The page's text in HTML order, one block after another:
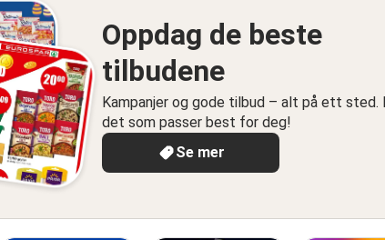
Oppdag de beste
tilbudene
Kampanjer og gode tilbud – alt på ett sted.
det som passer best for deg!
Se mer